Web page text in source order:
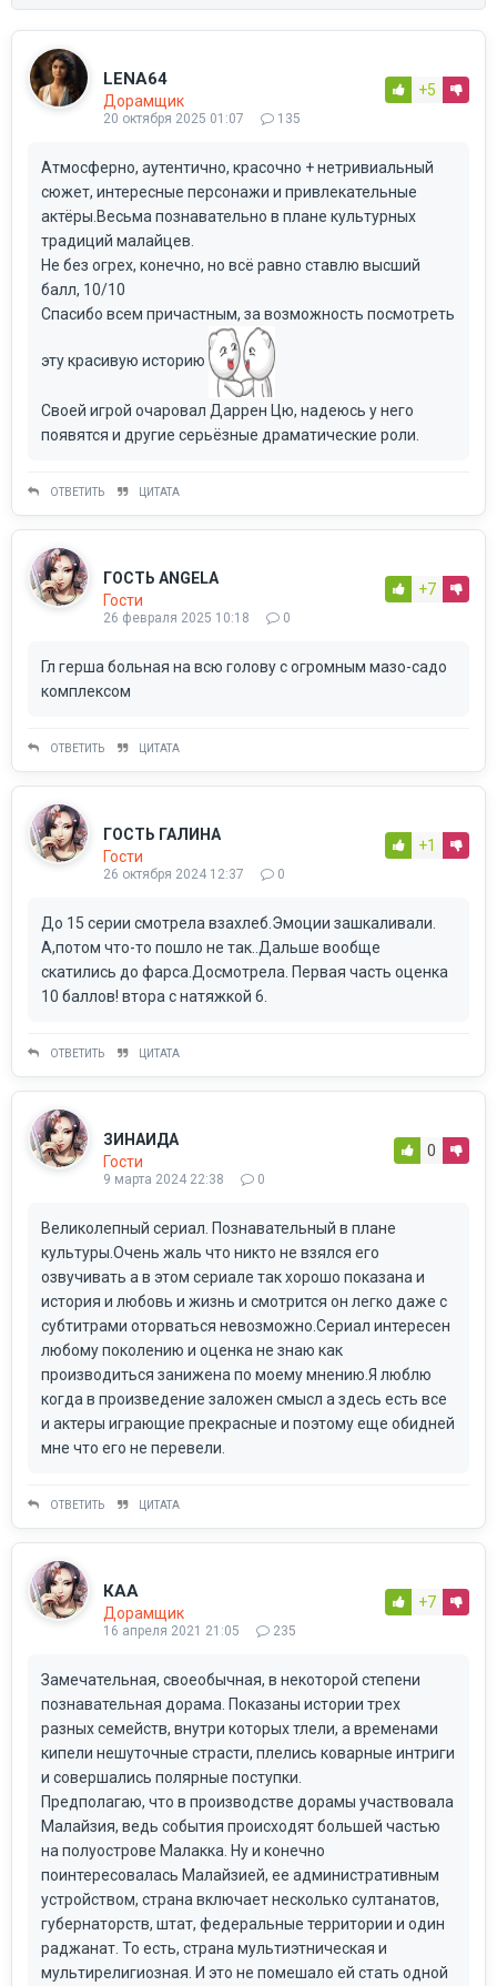
LENA64
Дорамщик
20 октября 2025 01:07 135
+5
Атмосферно, аутентично, красочно + нетривиальный
сюжет, интересные персонажи и привлекательные
актёры.Весьма познавательно в плане культурных
традиций малайцев.
Не без огрех, конечно, но всё равно ставлю высший
балл, 10/10
Спасибо всем причастным, за возможность посмотреть
эту красивую историю
Своей игрой очаровал Даррен Цю, надеюсь у него
появятся и другие серьёзные драматические роли.
ОТВЕТИТЬ ЦИТАТА
ГОСТЬ ANGELA
Гости
26 февраля 2025 10:18 0
+7
Гл герша больная на всю голову с огромным мазо-садо
комплексом
ОТВЕТИТЬ ЦИТАТА
ГОСТЬ ГАЛИНА
Гости
26 октября 2024 12:37 0
+1
До 15 серии смотрела взахлеб.Эмоции зашкаливали.
А,потом что-то пошло не так..Дальше вообще
скатились до фарса.Досмотрела. Первая часть оценка
10 баллов! втора с натяжкой 6.
ОТВЕТИТЬ ЦИТАТА
ЗИНАИДА
Гости
9 марта 2024 22:38 0
0
Великолепный сериал. Познавательный в плане
культуры.Очень жаль что никто не взялся его
озвучивать а в этом сериале так хорошо показана и
история и любовь и жизнь и смотрится он легко даже с
субтитрами оторваться невозможно.Сериал интересен
любому поколению и оценка не знаю как
производиться занижена по моему мнению.Я люблю
когда в произведение заложен смысл а здесь есть все
и актеры играющие прекрасные и поэтому еще обидней
мне что его не перевели.
ОТВЕТИТЬ ЦИТАТА
КАА
Дорамщик
16 апреля 2021 21:05 235
+7
Замечательная, своеобычная, в некоторой степени
познавательная дорама. Показаны истории трех
разных семейств, внутри которых тлели, а временами
кипели нешуточные страсти, плелись коварные интриги
и совершались полярные поступки.
Предполагаю, что в производстве дорамы участвовала
Малайзия, ведь события происходят большей частью
на полуострове Малакка. Ну и конечно
поинтересовалась Малайзией, ее административным
устройством, страна включает несколько султанатов,
губернаторств, штат, федеральные территории и один
раджанат. То есть, страна мультиэтническая и
мультирелигиозная. И это не помешало ей стать одной